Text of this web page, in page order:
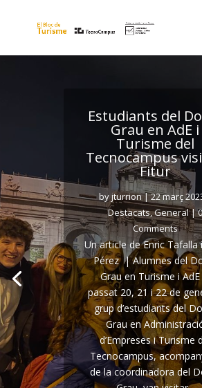
Estudiants del
Grau en AdE i
Turisme del
Tecnocampus
Fitur
byjturrion|22 març
Destacats,General| 0
Comments
Un article de Enric Tafalla
Pérez | Alumnes del
Grau en Turisme i AdE
passat 20, 21 i 22 de
grup d’estudiants del
Grau en
d’Empreses i Turisme
Tecnocampus,
de la coordinadora del